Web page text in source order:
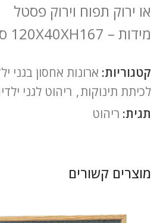
או ירוק תפוח וירוק פסטל
מידות – 120X40XH167 ס"מ
קטגוריות: ארונות אחסון בגני
לכיתת תינוקות, ריהוט לגני
תגית: ריהוט
מוצרים קשורים